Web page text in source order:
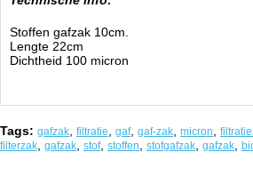
Stoffen gafzak 10cm.
Lengte 22cm
Dichtheid 100 micron
Tags: gafzak filtratie gaf, gaf-zak micron
filterzak gafzak stof, stoffen stofgafzak gafzak